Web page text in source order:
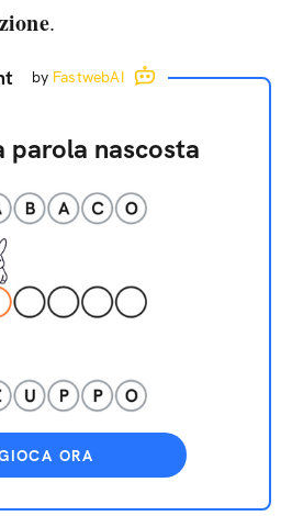
.
by FastwebAI
parola nascosta
ORA